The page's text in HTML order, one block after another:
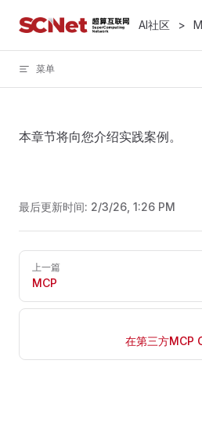
Skip to content AI社区 >
菜单
本章节将向您介绍实践案例。
最后更新时间: 2/3/26, 1:26 PM
Pager
上一篇
MCP
在第三方MCP